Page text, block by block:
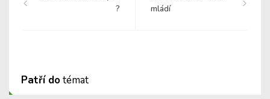
?
mládí
Patří dotémat